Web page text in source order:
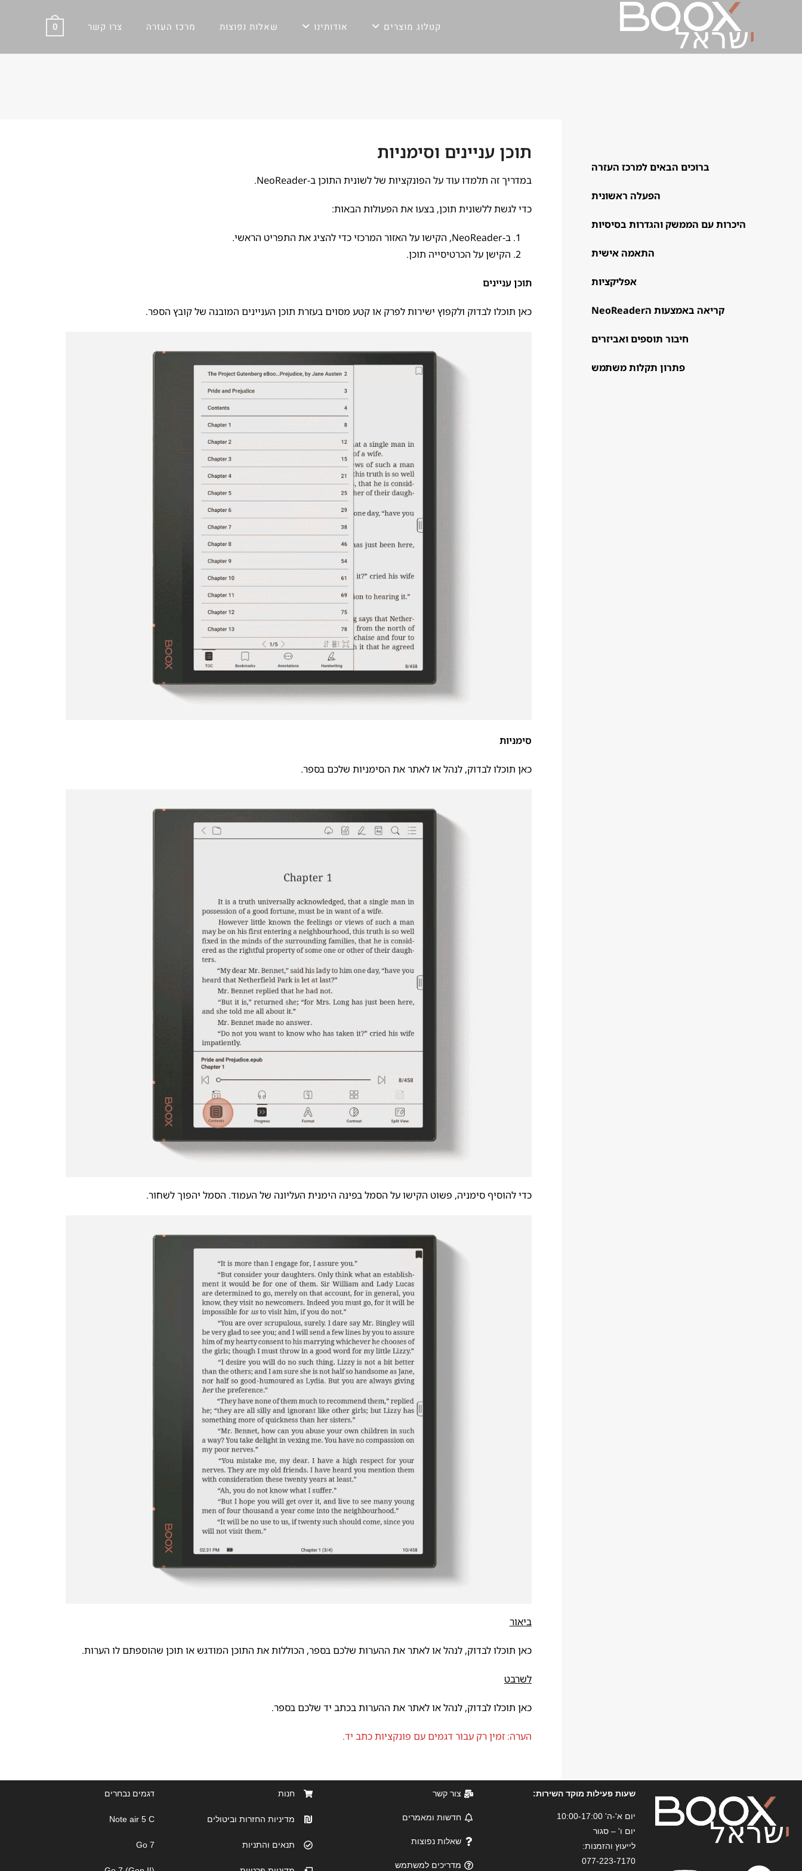
קטלוג מוצרים אודותינו שאלות נפוצות מרכז העזרה צרו קשר 0
ברוכים הבאים למרכז העזרה​
הפעלה ראשונית
היכרות עם הממשק והגדרות בסיסיות
התאמה אישית
אפליקציות
קריאה באמצעות הNeoReader
חיבור תוספים ואביזרים
פתרון תקלות משתמש
תוכן עניינים וסימניות
במדריך זה תלמדו עוד על הפונקציות של לשונית התוכן ב-NeoReader.
כדי לגשת ללשונית תוכן, בצעו את הפעולות הבאות:
ב-NeoReader, הקישו על האזור המרכזי כדי להציג את התפריט הראשי.
הקישן על הכרטיסייה תוכן.
תוכן עניינים
כאן תוכלו לבדוק ולקפוץ ישירות לפרק או קטע מסוים בעזרת תוכן העניינים המובנה של קובץ הספר.
סימניות
כאן תוכלו לבדוק, לנהל או לאתר את הסימניות שלכם בספר.
כדי להוסיף סימניה, פשוט הקישו על הסמל בפינה הימנית העליונה של העמוד. הסמל יהפוך לשחור.
ביאור
כאן תוכלו לבדוק, לנהל או לאתר את ההערות שלכם בספר, הכוללות את התוכן המודגש או תוכן שהוספתם לו הערות.
לשרבט
כאן תוכלו לבדוק, לנהל או לאתר את ההערות בכתב יד שלכם בספר.
הערה: זמין רק עבור דגמים עם פונקציות כתב יד.
שעות פעילות מוקד השירות:
יום א'-ה' 10:00-17:00
יום ו' – סגור
לייעוץ והזמנות:
077-223-7170
צור קשר
חדשות ומאמרים
שאלות נפוצות
מדריכים למשתמש
חנות
מדיניות החזרות וביטולים
תנאים והתניות
דגמים נבחרים
Note air 5 C
Go 7